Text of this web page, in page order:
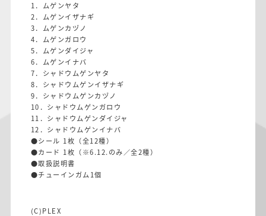
1．ムゲンヤタ
2．ムゲンイザナギ
3．ムゲンカヅノ
4．ムゲンガロウ
5．ムゲンダイジャ
6．ムゲンイナバ
7．シャドウムゲンヤタ
8．シャドウムゲンイザナギ
9．シャドウムゲンカヅノ
10．シャドウムゲンガロウ
11．シャドウムゲンダイジャ
12．シャドウムゲンイナバ
●シール 1枚（全12種）
●カード 1枚（※6.12.のみ／全2種）
●取扱説明書
●チューインガム1個
(C)PLEX